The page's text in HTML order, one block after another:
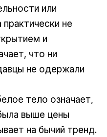
или
не
и
что ни
не одержали
тело означает,
выше цены
на бычий тренд.